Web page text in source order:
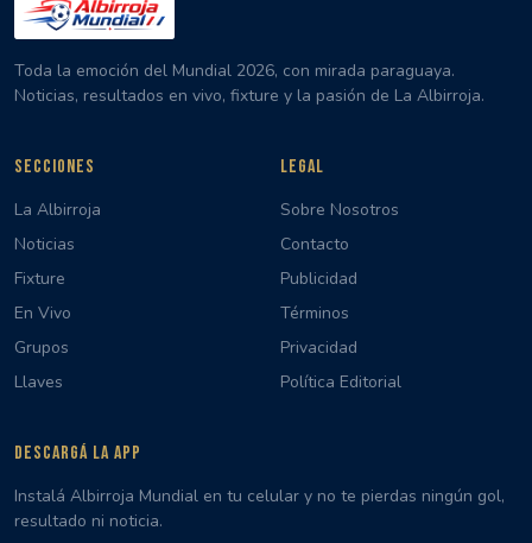
Toda la emoción del Mundial 2026, con mirada paraguaya.
Noticias, resultados en vivo, fixture y la pasión de La Albirroja.
SECCIONES
La Albirroja
Noticias
Fixture
En Vivo
Grupos
Llaves
LEGAL
Sobre Nosotros
Contacto
Publicidad
Términos
Privacidad
Política Editorial
DESCARGÁ LA APP
Instalá Albirroja Mundial en tu celular y no te pierdas ningún gol,
resultado ni noticia.